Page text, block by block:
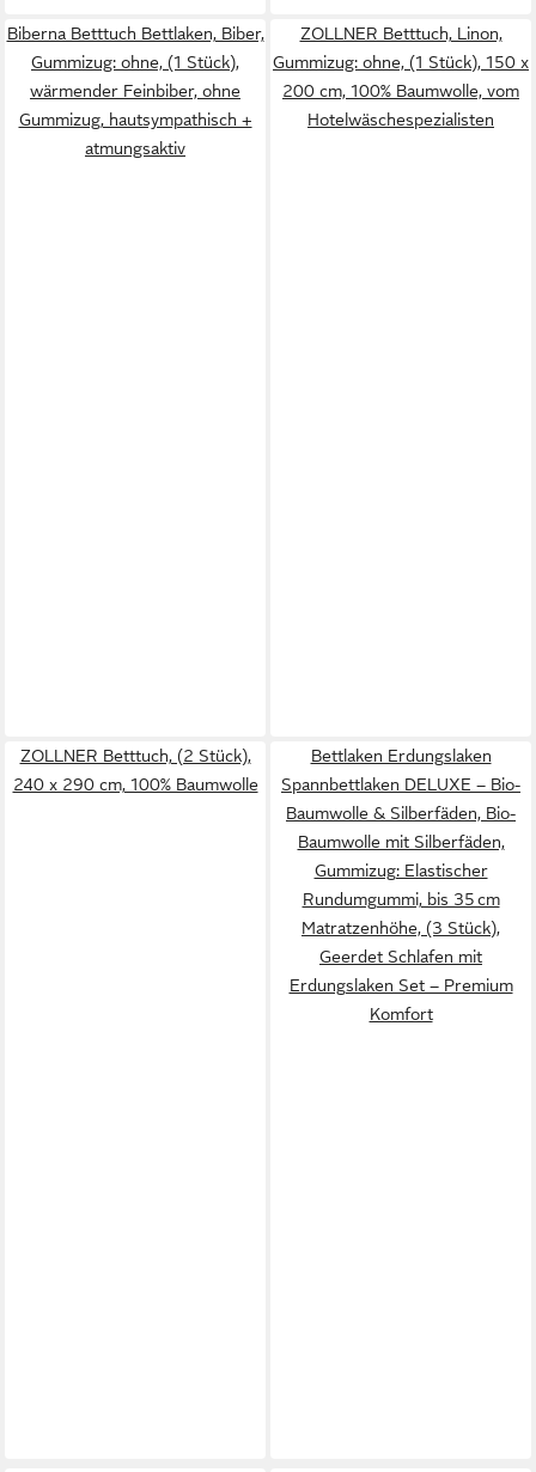
Biberna Betttuch Bettlaken, Biber,
Gummizug: ohne, (1 Stück),
wärmender Feinbiber, ohne
Gummizug, hautsympathisch +
atmungsaktiv
ZOLLNER Betttuch, Linon,
Gummizug: ohne, (1 Stück), 150 x
200 cm, 100% Baumwolle, vom
Hotelwäschespezialisten
ZOLLNER Betttuch, (2 Stück),
240 x 290 cm, 100% Baumwolle
Bettlaken Erdungslaken
Spannbettlaken DELUXE – Bio-
Baumwolle & Silberfäden, Bio-
Baumwolle mit Silberfäden,
Gummizug: Elastischer
Rundumgummi, bis 35 cm
Matratzenhöhe, (3 Stück),
Geerdet Schlafen mit
Erdungslaken Set – Premium
Komfort